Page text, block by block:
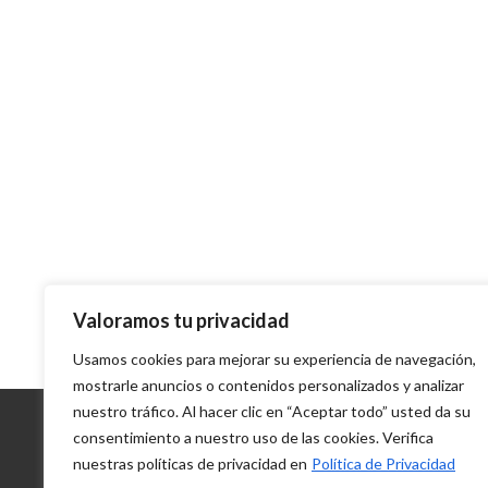
Valoramos tu privacidad
Usamos cookies para mejorar su experiencia de navegación,
mostrarle anuncios o contenidos personalizados y analizar
nuestro tráfico. Al hacer clic en “Aceptar todo” usted da su
consentimiento a nuestro uso de las cookies. Verifica
nuestras políticas de privacidad en Política de Privacidad
Copyright © carboneroeditora.com. Todos los